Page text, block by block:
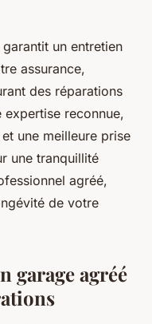
un entretien
assurance,
des réparations
reconnue,
une meilleure prise
une tranquillité
agréé,
de votre
garage agréé